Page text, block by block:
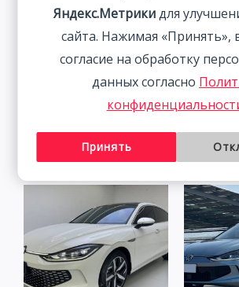
Audi A3 1.4T 150HP 2WD
2022 | Белый | Арт.
Skoda
2WD 2021
Яндекс.Метрикидля
сайта. Нажимая «Принять»,
согласие на обработку
данных согласно
Принять